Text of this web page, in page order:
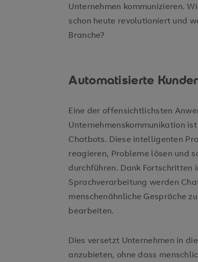
Unternehmen kommunizieren.
schon heute revolutioniert und
Branche?
Automatisierte
Eine der offensichtlichsten
Unternehmenskommunikation
Chatbots. Diese intelligenten
reagieren, Probleme lösen und
durchführen. Dank Fortschritten
Sprachverarbeitung werden
menschenähnliche Gespräche
bearbeiten.
Dies versetzt Unternehmen in
anzubieten, ohne dass